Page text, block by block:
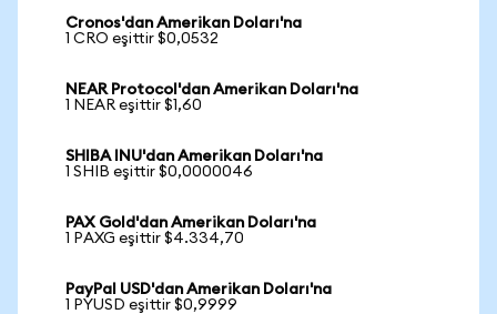
Cronos'dan Amerikan Doları'na
1 CRO eşittir $0,0532
NEAR Protocol'dan Amerikan Doları'na
1 NEAR eşittir $1,60
SHIBA INU'dan Amerikan Doları'na
1 SHIB eşittir $0,0000046
PAX Gold'dan Amerikan Doları'na
1 PAXG eşittir $4.334,70
PayPal USD'dan Amerikan Doları'na
1 PYUSD eşittir $0,9999